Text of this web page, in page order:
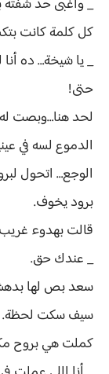
_ وأغبى حد شفته
كل كلمة كانت
_ يا شيخة… ده
حتى!
لحد هنا…وبصت
الدموع لسه في
الوجع… اتحول
برود يخوف.
قالت بهدوء
_ عندك حق.
سعد بص لها
سيف سكت لحظة.
كملت هي بروح